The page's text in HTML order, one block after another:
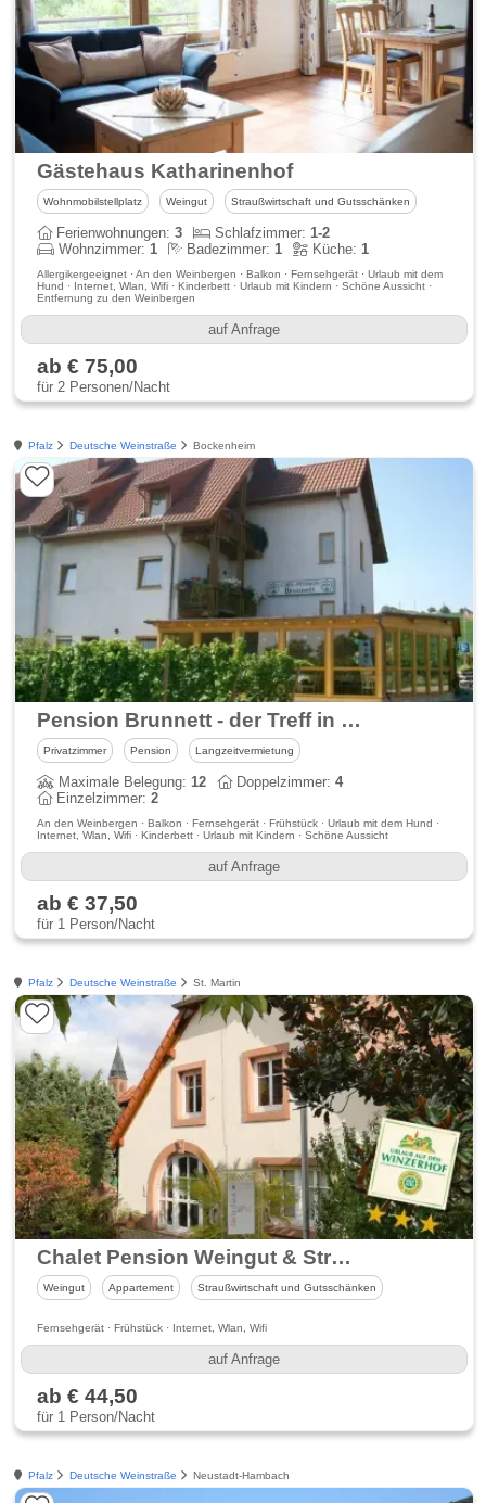
Gästehaus Katharinenhof
Wohnmobilstellplatz Weingut Straußwirtschaft und Gutsschänken
Ferienwohnungen:3 Schlafzimmer:1-2
Wohnzimmer:1 Badezimmer:1 Küche:1
Allergikergeeignet · An den Weinbergen · Balkon · Fernsehgerät · Urlaub mit dem
Hund · Internet, Wlan, Wifi · Kinderbett · Urlaub mit Kindern · Schöne Aussicht ·
Entfernung zu den Weinbergen
auf Anfrage
ab € 75,00
für 2 Personen/Nacht
Pfalz Deutsche Weinstraße Bockenheim
Pension Brunnett - der Treff in Bockenheim an der Weinstraße
Privatzimmer Pension Langzeitvermietung
Maximale Belegung:12 Doppelzimmer:4
Einzelzimmer:2
An den Weinbergen · Balkon · Fernsehgerät · Frühstück · Urlaub mit dem Hund ·
Internet, Wlan, Wifi · Kinderbett · Urlaub mit Kindern · Schöne Aussicht
auf Anfrage
ab € 37,50
für 1 Person/Nacht
Pfalz Deutsche Weinstraße St. Martin
Chalet Pension Weingut & Straußwirtschaft Raabe
Weingut Appartement Straußwirtschaft und Gutsschänken
Fernsehgerät · Frühstück · Internet, Wlan, Wifi
auf Anfrage
ab € 44,50
für 1 Person/Nacht
Pfalz Deutsche Weinstraße Neustadt-Hambach